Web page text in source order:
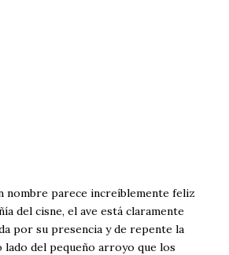
nombre parece increíblemente feliz
del cisne, el ave está claramente
por su presencia y de repente la
lado del pequeño arroyo que los